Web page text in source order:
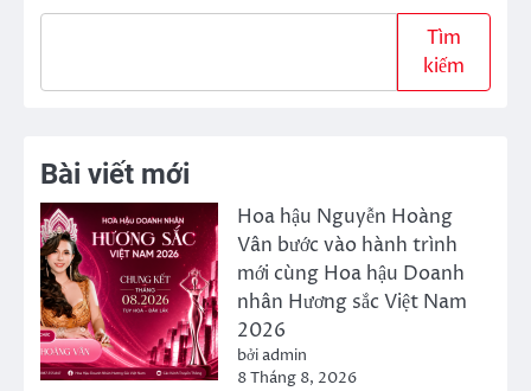
Tìm
kiếm
Bài viết mới
Hoa hậu Nguyễn Hoàng
Vân bước vào hành trình
mới cùng Hoa hậu Doanh
nhân Hương sắc Việt Nam
2026
bởi admin
8 Tháng 8, 2026